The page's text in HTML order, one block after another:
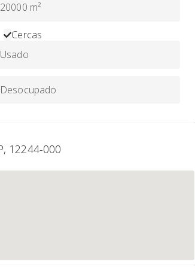
20000 m²
Cercas
Usado
Desocupado
12244-000